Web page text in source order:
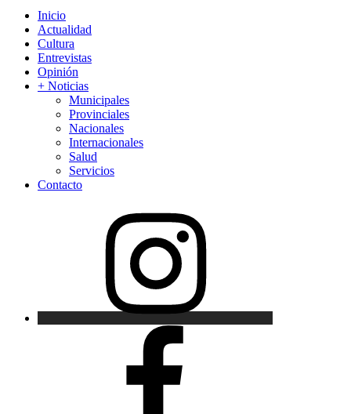
Inicio
Actualidad
Cultura
Entrevistas
Opinión
+ Noticias
Municipales
Provinciales
Nacionales
Internacionales
Salud
Servicios
Contacto